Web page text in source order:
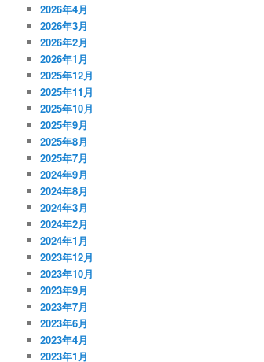
2026年4月
2026年3月
2026年2月
2026年1月
2025年12月
2025年11月
2025年10月
2025年9月
2025年8月
2025年7月
2024年9月
2024年8月
2024年3月
2024年2月
2024年1月
2023年12月
2023年10月
2023年9月
2023年7月
2023年6月
2023年4月
2023年1月